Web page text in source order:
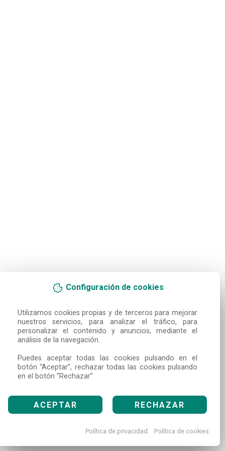
Configuración de cookies
Utilizamos cookies propias y de terceros para mejorar
nuestros servicios, para analizar el tráfico, para
personalizar el contenido y anuncios, mediante el
análisis de la navegación.
Puedes aceptar todas las cookies pulsando en el
botón “Aceptar”, rechazar todas las cookies pulsando
en el botón “Rechazar”
ACEPTAR RECHAZAR
Política de privacidad Política de cookies